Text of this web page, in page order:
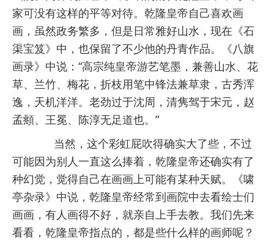
家可没有这样的平等对待。乾隆皇帝自己喜欢画
画，虽然政务繁多，但是日常雅好山水，现在《石
渠宝笈》中，也保留了不少他的丹青作品。《八旗
画录》中说：“高宗纯皇帝游艺笔墨，兼善山水、花
草、兰竹、梅花，折枝用笔中锋法兼草隶，古秀浑
逸，天机洋洋。老劲过于沈周，清隽驾于宋元，赵
孟頫、王冕、陈淳无足道也。”
当然，这个彩虹屁吹得确实大了些，不过
可能因为别人一直这么捧着，乾隆皇帝还确实有了
种幻觉，觉得自己在画画上可能有某种天赋。《啸
亭杂录》中说，乾隆皇帝经常到画院中去看绘士们
画画，有人画得不好，就亲自上手去教。我们先来
看看，乾隆皇帝指点的，都是些什么样的画师呢？